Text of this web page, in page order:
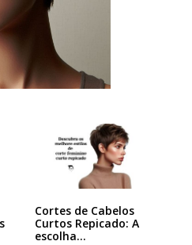
Cortes de Cabelos
Curtos Repicado: A
escolha…